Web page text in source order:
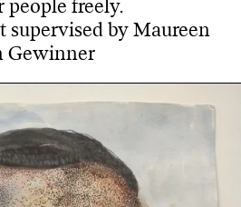
people freely.
supervised by Maureen
Gewinner